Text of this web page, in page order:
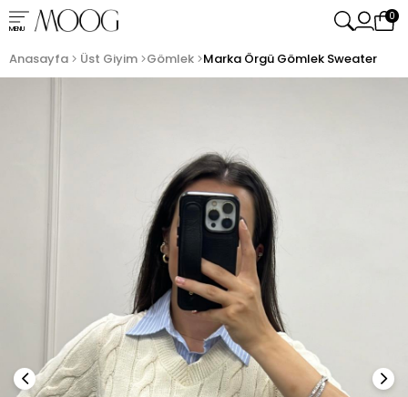
MENU
0
Anasayfa Üst Giyim Gömlek Marka Örgü Gömlek Sweater